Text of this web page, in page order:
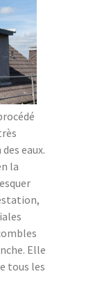
eaux.
la
Elle
tous les